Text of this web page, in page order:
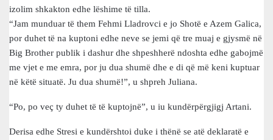
izolim shkakton edhe lëshime të tilla.
“Jam munduar të them Fehmi Lladrovci e jo Shotë e Azem Galica,
por duhet të na kuptoni edhe neve se jemi që tre muaj e gjysmë në
Big Brother publik i dashur dhe shpeshherë ndoshta edhe gabojmë
me vjet e me emra, por ju dua shumë dhe e di që më keni kuptuar
në këtë situatë. Ju dua shumë!”, u shpreh Juliana.
“Po, po veç ty duhet të të kuptojnë”, u iu kundërpërgjigj Artani.
Derisa edhe Stresi e kundërshtoi duke i thënë se atë deklaratë e